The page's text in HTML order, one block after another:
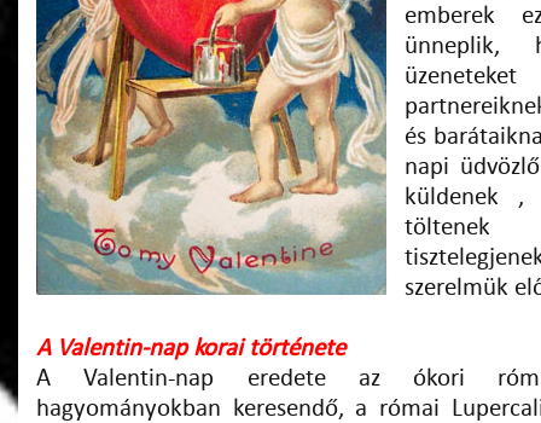
emberek
ünneplik,
és
napi
küldenek ,
szerelmük
A Valentin-nap korai története
A Valentin-nap eredete az ókori
hagyományokban keresendő, a római